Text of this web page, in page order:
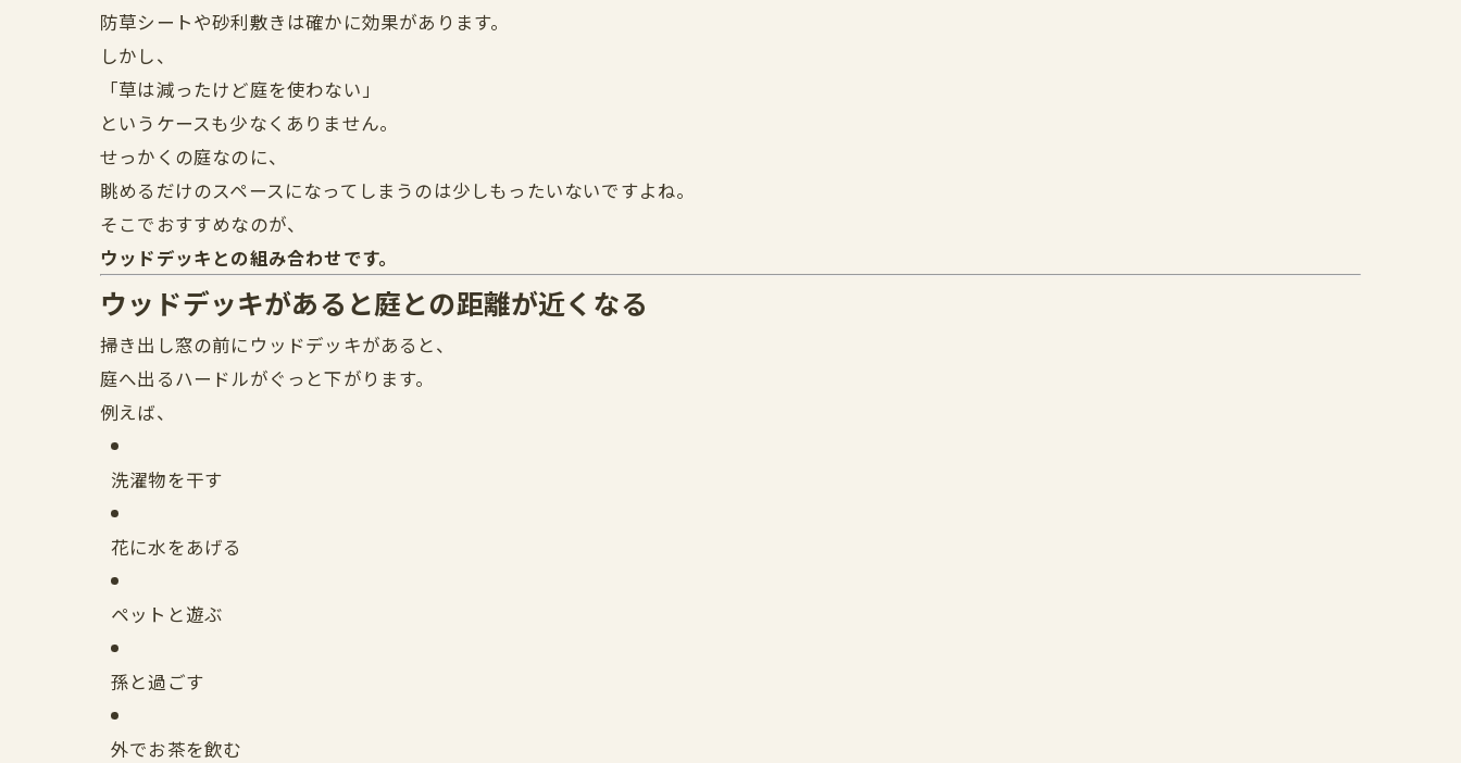
防草シートや砂利敷きは確かに効果があります。
しかし、
「草は減ったけど庭を使わない」
というケースも少なくありません。
せっかくの庭なのに、
眺めるだけのスペースになってしまうのは少しもったいないですよね。
そこでおすすめなのが、
ウッドデッキとの組み合わせです。
ウッドデッキがあると庭との距離が近くなる
掃き出し窓の前にウッドデッキがあると、
庭へ出るハードルがぐっと下がります。
例えば、
洗濯物を干す
花に水をあげる
ペットと遊ぶ
孫と過ごす
外でお茶を飲む